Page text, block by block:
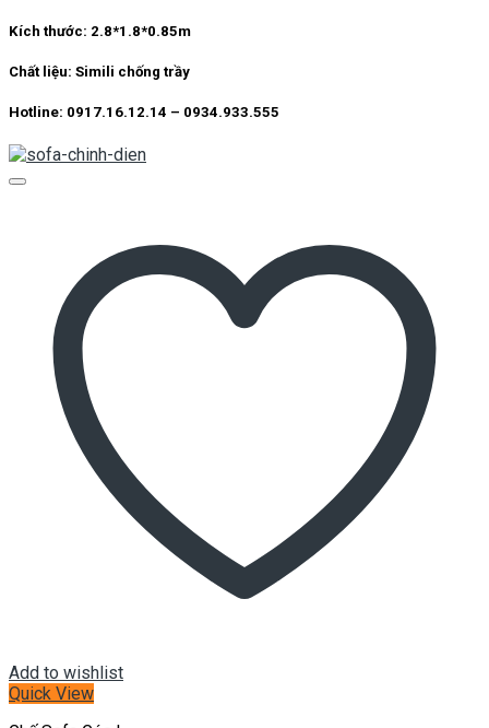
là:
Kích thước: 2.8*1.8*0.85m
Chất liệu: Simili chống trầy
Hotline: 0917.16.12.14 – 0934.933.555
Add to wishlist
Quick View